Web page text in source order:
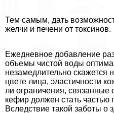
Тем самым, дать
желчи и печени от токсинов.
Ежедневное добавление
объемы чистой воды
незамедлительно скажется
цвете лица, эластичности
ли ограничения,
кефир должен стать частью
Вследствие такой заботы о